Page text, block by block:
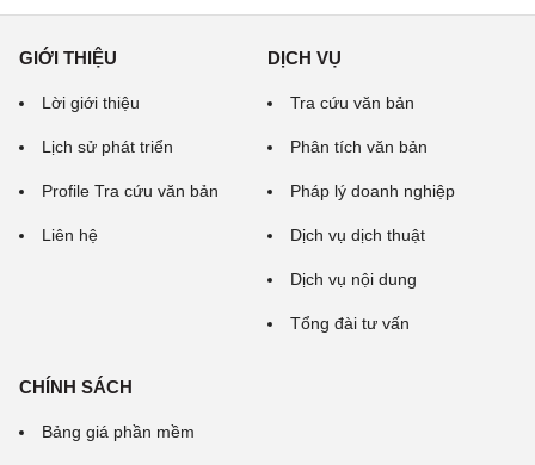
GIỚI THIỆU
Lời giới thiệu
Lịch sử phát triển
Profile Tra cứu văn bản
Liên hệ
DỊCH VỤ
Tra cứu văn bản
Phân tích văn bản
Pháp lý doanh nghiệp
Dịch vụ dịch thuật
Dịch vụ nội dung
Tổng đài tư vấn
CHÍNH SÁCH
Bảng giá phần mềm